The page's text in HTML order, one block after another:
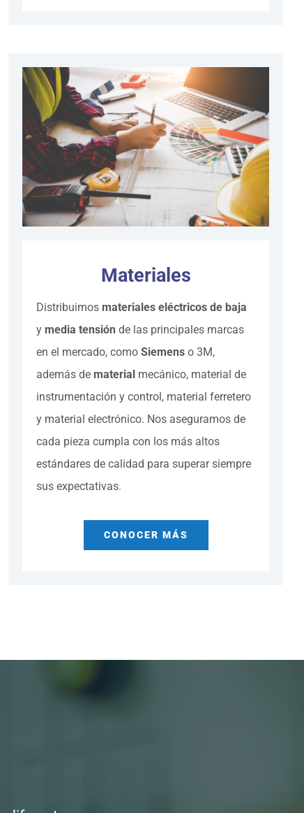
Materiales
Distribuimos materiales eléctricos de baja
y media tensión de las principales marcas
en el mercado, comoSiemens o 3M,
además de material mecánico, material de
instrumentación y control, material ferretero
y material electrónico. Nos aseguramos de
cada pieza cumpla con los más altos
estándares de calidad para superar siempre
sus expectativas.
CONOCER MÁS